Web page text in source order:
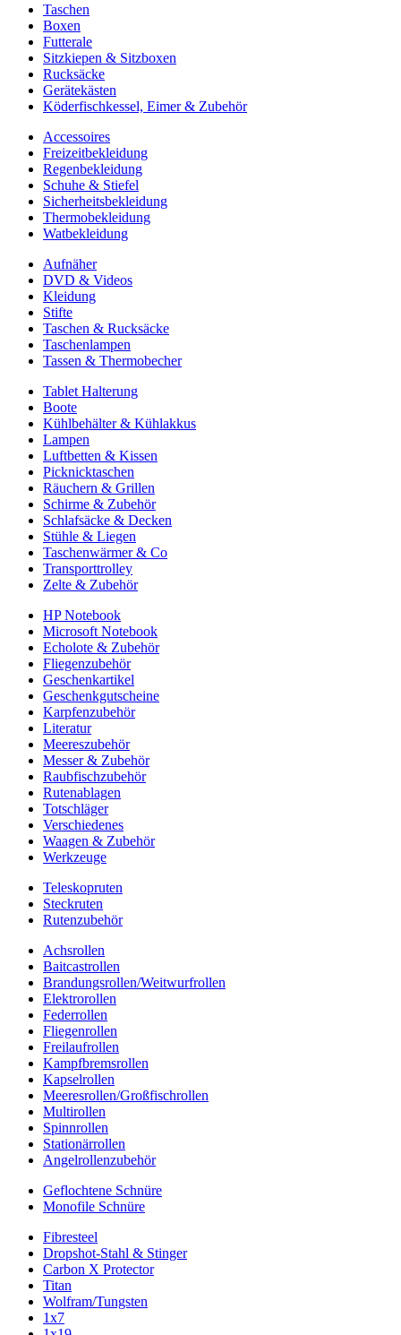
Taschen
Boxen
Futterale
Sitzkiepen & Sitzboxen
Rucksäcke
Gerätekästen
Köderfischkessel, Eimer & Zubehör
Accessoires
Freizeitbekleidung
Regenbekleidung
Schuhe & Stiefel
Sicherheitsbekleidung
Thermobekleidung
Watbekleidung
Aufnäher
DVD & Videos
Kleidung
Stifte
Taschen & Rucksäcke
Taschenlampen
Tassen & Thermobecher
Tablet Halterung
Boote
Kühlbehälter & Kühlakkus
Lampen
Luftbetten & Kissen
Picknicktaschen
Räuchern & Grillen
Schirme & Zubehör
Schlafsäcke & Decken
Stühle & Liegen
Taschenwärmer & Co
Transporttrolley
Zelte & Zubehör
HP Notebook
Microsoft Notebook
Echolote & Zubehör
Fliegenzubehör
Geschenkartikel
Geschenkgutscheine
Karpfenzubehör
Literatur
Meereszubehör
Messer & Zubehör
Raubfischzubehör
Rutenablagen
Totschläger
Verschiedenes
Waagen & Zubehör
Werkzeuge
Teleskopruten
Steckruten
Rutenzubehör
Achsrollen
Baitcastrollen
Brandungsrollen/Weitwurfrollen
Elektrorollen
Federrollen
Fliegenrollen
Freilaufrollen
Kampfbremsrollen
Kapselrollen
Meeresrollen/Großfischrollen
Multirollen
Spinnrollen
Stationärrollen
Angelrollenzubehör
Geflochtene Schnüre
Monofile Schnüre
Fibresteel
Dropshot-Stahl & Stinger
Carbon X Protector
Titan
Wolfram/Tungsten
1x7